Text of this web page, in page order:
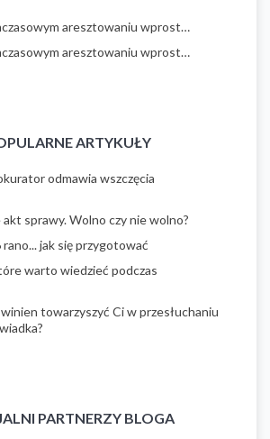
aresztowaniu wprost…
aresztowaniu wprost…
ARTYKUŁY
odmawia wszczęcia
sprawy. Wolno czy nie wolno?
jak się przygotować
warto wiedzieć podczas
towarzyszyć Ci w przesłuchaniu
PARTNERZY BLOGA